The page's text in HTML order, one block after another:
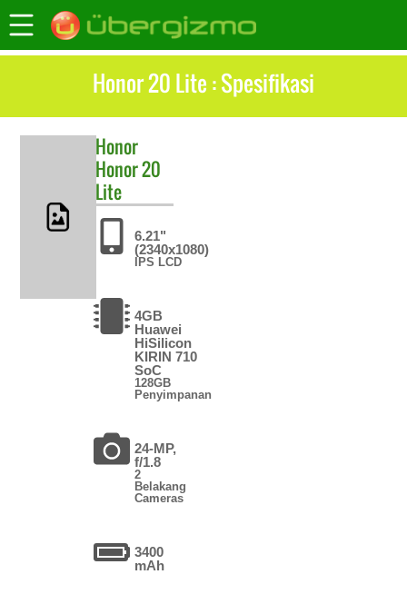
Honor 20 Lite : Spesifikasi
Honor
Honor 20
Lite
6.21"
(2340x1080)
IPS LCD
4GB
Huawei
HiSilicon
KIRIN 710
SoC
128GB
Penyimpanan
24-MP,
f/1.8
2
Belakang
Cameras
3400
mAh